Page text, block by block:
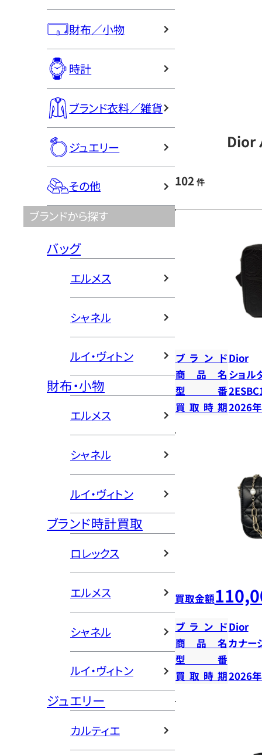
財布／小物
時計
ブランド衣料／雑貨
ジュエリー
その他
ブランドから探す
バッグ
エルメス
シャネル
ルイ・ヴィトン
財布・小物
エルメス
シャネル
ルイ・ヴィトン
ブランド時計買取
ロレックス
エルメス
シャネル
ルイ・ヴィトン
ジュエリー
カルティエ
Dior
102 件
ブランドDior
商品名 ショル
型番
買取時期2026
買取金額
ブランドDior
商品名カナー
型番
買取時期2026